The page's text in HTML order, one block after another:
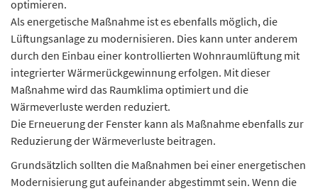
optimieren.
Als energetische Maßnahme ist es ebenfalls möglich, die
Lüftungsanlage zu modernisieren. Dies kann unter anderem
durch den Einbau einer kontrollierten Wohnraumlüftung mit
integrierter Wärmerückgewinnung erfolgen. Mit dieser
Maßnahme wird das Raumklima optimiert und die
Wärmeverluste werden reduziert.
Die Erneuerung der Fenster kann als Maßnahme ebenfalls zur
Reduzierung der Wärmeverluste beitragen.
Grundsätzlich sollten die Maßnahmen bei einer energetischen
Modernisierung gut aufeinander abgestimmt sein. Wenn die